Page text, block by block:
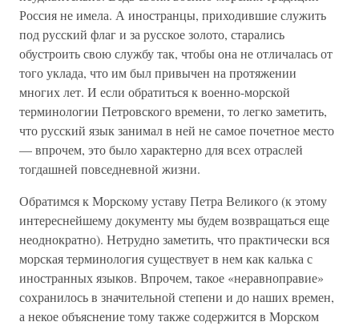
Россия не имела. А иностранцы, приходившие служить
под русский флаг и за русское золото, старались
обустроить свою службу так, чтобы она не отличалась от
того уклада, что им был привычен на протяжении
многих лет. И если обратиться к военно-морской
терминологии Петровского времени, то легко заметить,
что русский язык занимал в ней не самое почетное место
— впрочем, это было характерно для всех отраслей
тогдашней повседневной жизни.
Обратимся к Морскому уставу Петра Великого (к этому
интереснейшему документу мы будем возвращаться еще
неоднократно). Нетрудно заметить, что практически вся
морская терминология существует в нем как калька с
иностранных языков. Впрочем, такое «неравноправие»
сохранилось в значительной степени и до наших времен,
а некое объяснение тому также содержится в Морском